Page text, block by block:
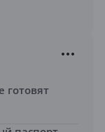
готовят